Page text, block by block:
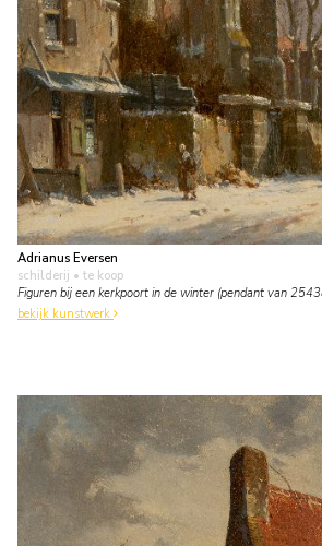
Adrianus Eversen
schilderij • te koop
Figuren bij een kerkpoort in de winter (pendant van
bekijk kunstwerk